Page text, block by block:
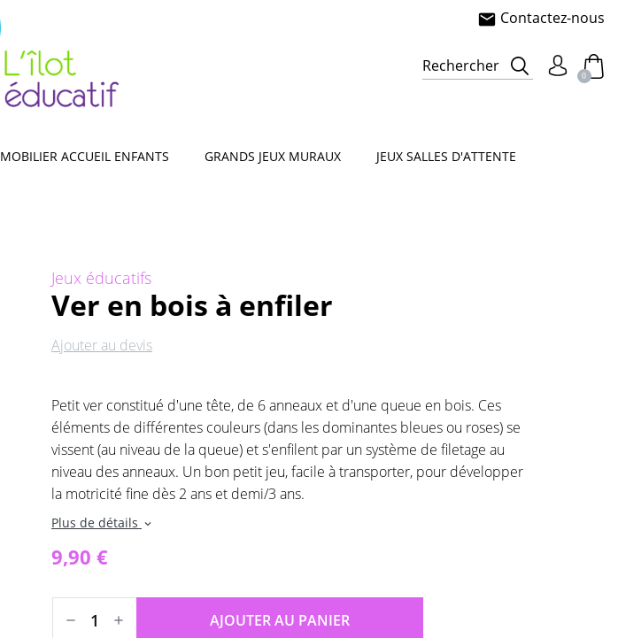
Jeux de reconnaissance sensorielle
MOBILIER ACCUEIL ENFANTS GRANDS JEUX MURAUX JEUX SALLES D'ATTENTE
mail Contactez-nous
Rechercher
0
Jeux éducatifs
Ver en bois à enfiler
Ajouter au devis
Petit ver constitué d'une tête, de 6 anneaux et d'une queue en bois. Ces
éléments de différentes couleurs (dans les dominantes bleues ou roses) se
vissent (au niveau de la queue) et s'enfilent par un système de filetage au
niveau des anneaux. Un bon petit jeu, facile à transporter, pour développer
la motricité fine dès 2 ans et demi/3 ans.
Plus de détails expand_more
9,90 €
AJOUTER AU PANIER